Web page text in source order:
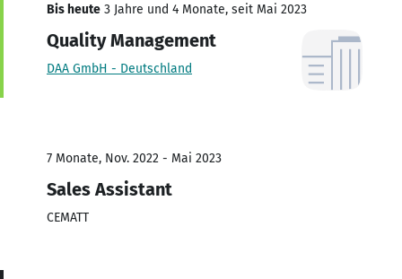
Bis heute 3 Jahre und 4 Monate, seit Mai 2023
Quality Management
DAA GmbH - Deutschland
7 Monate, Nov. 2022 - Mai 2023
Sales Assistant
CEMATT